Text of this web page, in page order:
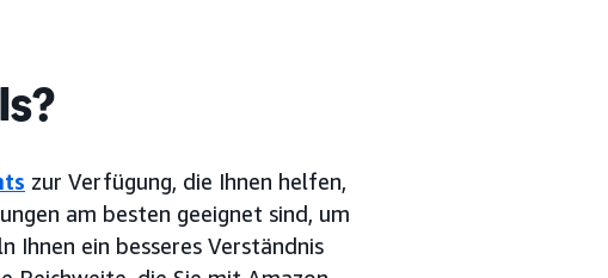
zur Verfügung, die Ihnen helfen,
am besten geeignet sind, um
Ihnen ein besseres Verständnis